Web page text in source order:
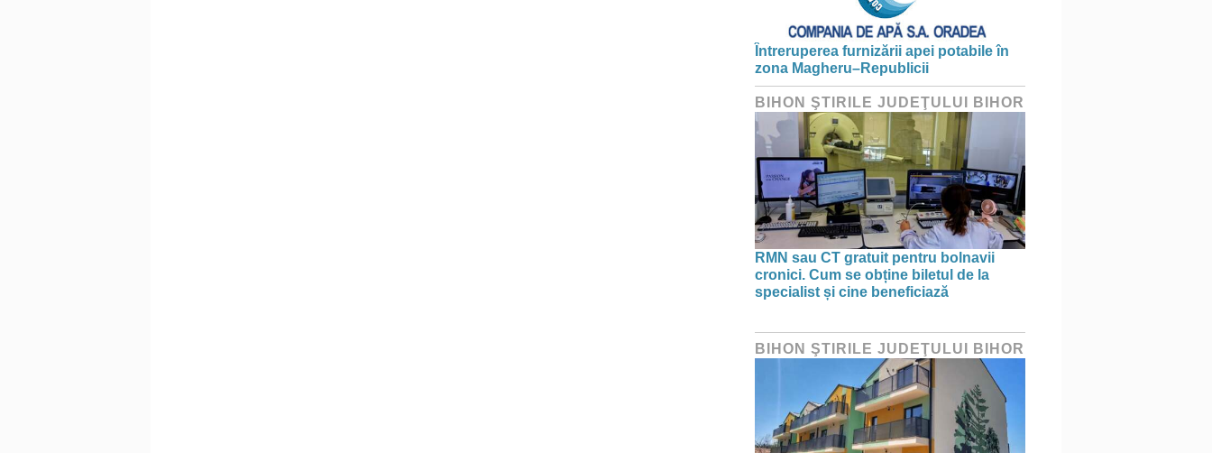
Întreruperea furnizării apei potabile în
zona Magheru–Republicii
BIHON ŞTIRILE JUDEŢULUI BIHOR
RMN sau CT gratuit pentru bolnavii
cronici. Cum se obține biletul de la
specialist și cine beneficiază
BIHON ŞTIRILE JUDEŢULUI BIHOR